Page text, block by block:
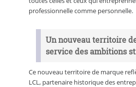
professionnelle comme personnelle.
Un nouveau territoire
service des ambitions
Ce nouveau territoire de marque
LCL, partenaire historique des